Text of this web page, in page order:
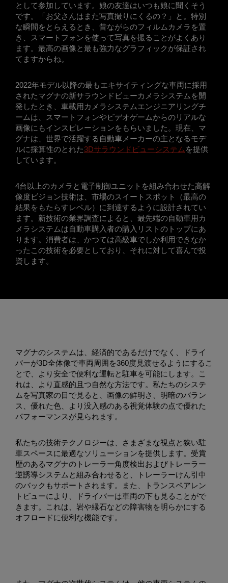
として参加しています。娘の友達はいつも娘に聞くそう
です。「お父さんはまた写真撮りにくるの？」と。特別
な瞬間をとらえるとき、昔ながらのフィルムカメラを置
き、スマートフォンを使って写真を撮ることがよくあり
ます。最高の画像と最も強力なグラフィックが保証され
てますからね。
2022年モデル以降の最もエキサイティングな車両に採用
されたマグナの新サラウンドビューカメラシステムを開
発したとき、車載用カメラシステムエンジニアリングチ
ームは、スマートフォンやビデオゲームからのリアルな
画像にもインスピレーションをもらいました。現在、マ
グナは、世界で活躍する自動車メーカーの主となるモデ
ルに採算性のとれた3Dサラウンドビューシステム を提供
しています。
4台以上のカメラと電子制御ユニットを組み合わせた高解
像度ビジョン技術は、市場のスイートスポット（最高の
結果をもたらすレベル）に到達するように設計されてい
ます。新技術の業界調査によると、最先端の自動車用カ
メラシステムは自動車購入者の購入リストのトップにあ
ります。消費者は、かつては高級車でしか利用できなか
ったこの技術を必要としており、それに対して喜んで投
資します。
マグナのシステムは、経済的であるだけでなく、ドライ
バーが3D全体像で車両周囲を360度見渡せるようにするこ
とで、より安全で便利な運転と駐車を可能にします。こ
れは、より直感的且つ自然な方法です。私たちのシステ
ムを写真家の目で見ると、画像の鮮明さ、明暗のバラン
ス、優れた色、より没入感のある視覚体験の点で優れた
パフォーマンスが見られます。
私たちの技術テクノロジーは、さまざまな視点と狭い駐
車スペースに最適なソリューションを提供します。受賞
歴のあるマグナのトレーラー角度検出およびトレーラー
逆誘導システムと組み合わせると、トレーラーけん引中
のバックもサポートされます。また、トランスペアレン
トビューにより、ドライバーは車両の下も見ることがで
きます。これは、岩や縁石などの障害物を明らかにする
オフロードに便利な機能です。